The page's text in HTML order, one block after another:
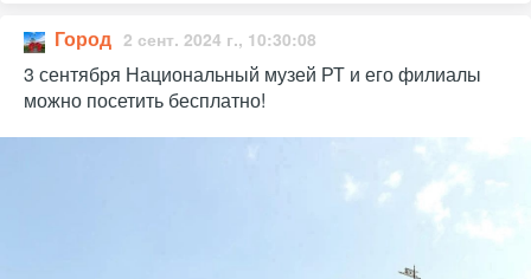
Город 2 сент. 2024 г., 10:30:08
3 сентября Национальный музей РТ и его филиалы
можно посетить бесплатно!